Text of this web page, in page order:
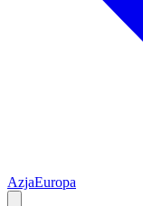
AzjaEuropa